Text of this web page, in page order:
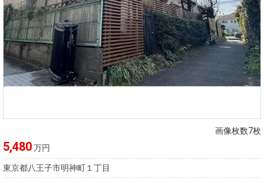
画像枚数7枚
5,480万円
東京都八王子市明神町１丁目